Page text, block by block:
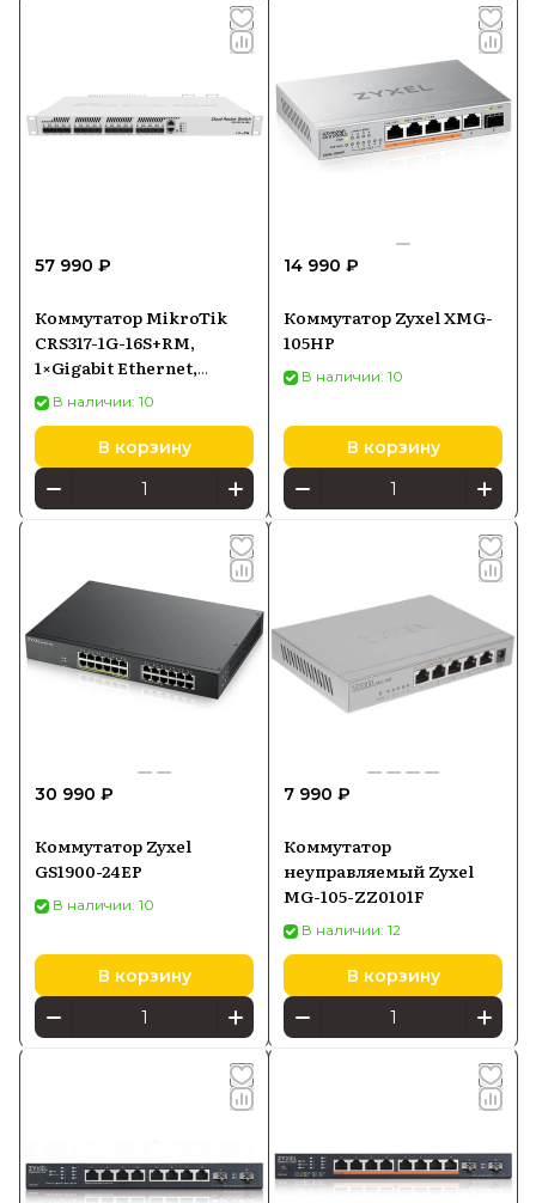
57 990 ₽
Коммутатор MikroTik
CRS317-1G-16S+RM,
1×Gigabit Ethernet,
16×SFP+
В наличии: 10
В корзину
14 990 ₽
Коммутатор Zyxel XMG-
105HP
В наличии: 10
В корзину
30 990 ₽
Коммутатор Zyxel
GS1900-24EP
В наличии: 10
В корзину
7 990 ₽
Коммутатор
неуправляемый Zyxel
MG-105-ZZ0101F
В наличии: 12
В корзину